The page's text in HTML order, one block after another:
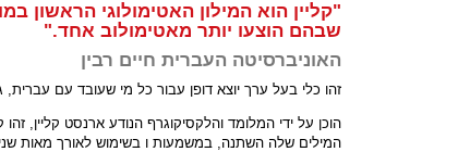
"קליין הוא המילון האטימולוגי
שבהם הוצעו יותר מאטימולוב אחד."
האוניברסיטה העברית חיים רבין
זהו כלי בעל ערך יוצא דופן עבור כל מי שעובד עם עברית, גם לבעלי ידע מינימלי בשפה.
הוכן על ידי המלומד והלקסיקוגרף הנודע ארנסט קליין,
המילים שלה השתנה, במשמעות ו בשימוש לאורך מאות